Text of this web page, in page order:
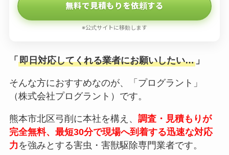
無料で見積もりを依頼する
※公式サイトに移動します
「 即日対応してくれる業者にお願いしたい…」
そんな方におすすめなのが、「プログラント」
（株式会社プログラント）です。
熊本市北区弓削に本社を構え、 調査・見積もりが
完全無料、最短30分で現場へ到着する迅速な対応
力 を強みとする害虫・害獣駆除専門業者です。